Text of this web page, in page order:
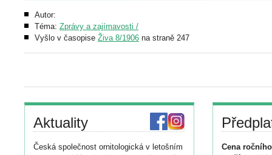
Autor:
Téma: Zprávy a zajímavosti /
Vyšlo v časopise Živa 8/1906 na straně 247
Aktuality
Česká společnost ornitologická v letošním
Cena